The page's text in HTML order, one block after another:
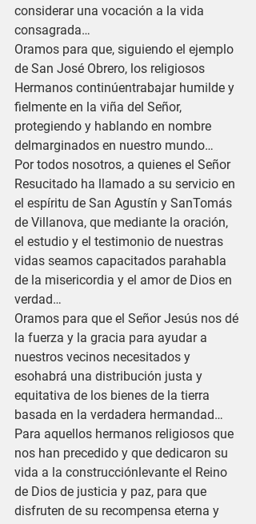
considerar una vocación a la vida
consagrada…
Oramos para que, siguiendo el ejemplo
de San José Obrero, los religiosos
Hermanos continúentrabajar humilde y
fielmente en la viña del Señor,
protegiendo y hablando en nombre
delmarginados en nuestro mundo…
Por todos nosotros, a quienes el Señor
Resucitado ha llamado a su servicio en
el espíritu de San Agustín y SanTomás
de Villanova, que mediante la oración,
el estudio y el testimonio de nuestras
vidas seamos capacitados parahabla
de la misericordia y el amor de Dios en
verdad…
Oramos para que el Señor Jesús nos dé
la fuerza y la gracia para ayudar a
nuestros vecinos necesitados y
esohabrá una distribución justa y
equitativa de los bienes de la tierra
basada en la verdadera hermandad…
Para aquellos hermanos religiosos que
nos han precedido y que dedicaron su
vida a la construcciónlevante el Reino
de Dios de justicia y paz, para que
disfruten de su recompensa eterna y